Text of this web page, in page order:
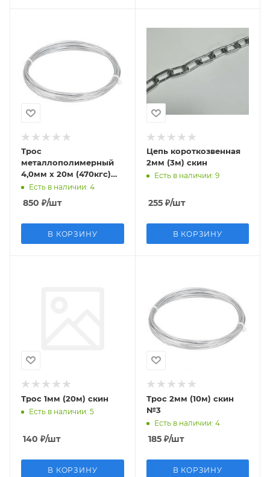
Трос
металлополимерный
4,0мм х 20м (470кгс)
Беларусь
Есть в наличии: 4
850 ₽/шт
В КОРЗИНУ
Цепь короткозвенная
2мм (3м) скин
Есть в наличии: 9
255₽/шт
В КОРЗИНУ
Трос 1мм (20м) скин
Есть в наличии: 5
140 ₽/шт
В КОРЗИНУ
Трос 2мм (10м) скин
№3
Есть в наличии: 4
185₽/шт
В КОРЗИНУ